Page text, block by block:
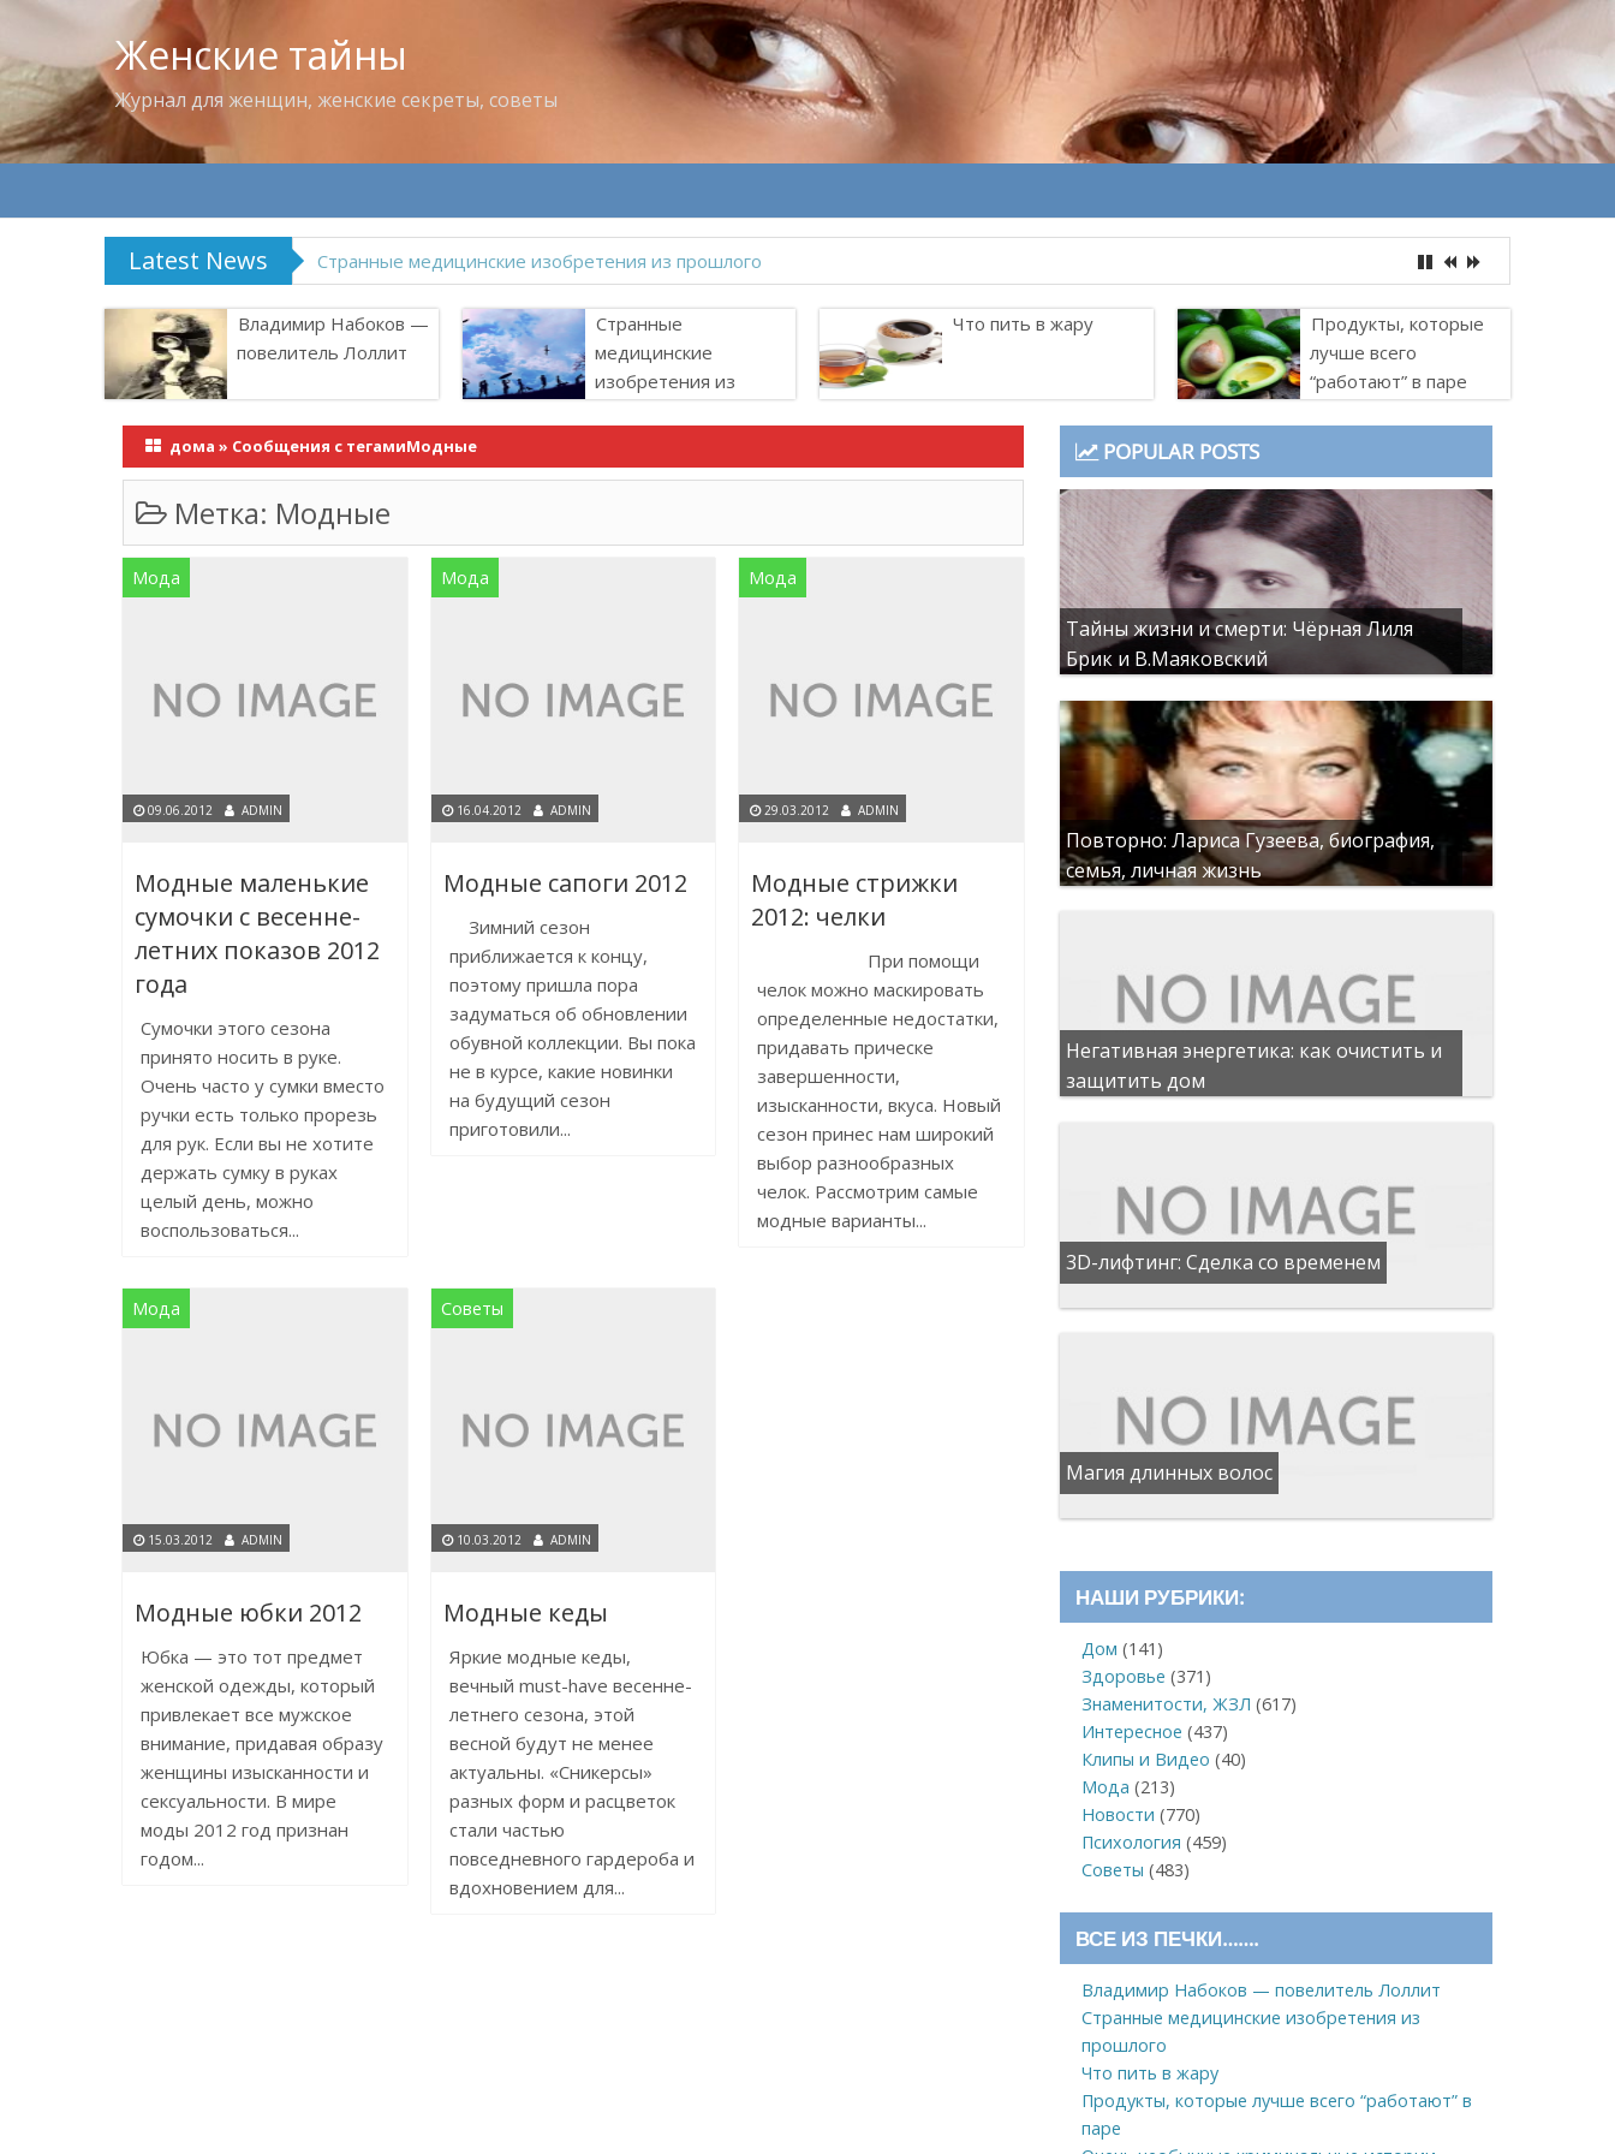
Женские тайны
Журнал для женщин, женские секреты, советы
Latest News Что пить в жару
Владимир Набоков —
повелитель Лоллит
Странные
медицинские
изобретения из
Что пить в жару
Продукты, которые
лучше всего
“работают” в паре
дома » Сообщения с тегамиМодные
Метка: Модные
Мода
09.06.2012 ADMIN
Модные маленькие
сумочки с весенне-
летних показов 2012
года
Сумочки этого сезона
принято носить в руке.
Очень часто у сумки вместо
ручки есть только прорезь
для рук. Если вы не хотите
держать сумку в руках
целый день, можно
воспользоваться...
Мода
16.04.2012 ADMIN
Модные сапоги 2012
Зимний сезон
приближается к концу,
поэтому пришла пора
задуматься об обновлении
обувной коллекции. Вы пока
не в курсе, какие новинки
на будущий сезон
приготовили...
Мода
29.03.2012 ADMIN
Модные стрижки
2012: челки
При помощи
челок можно маскировать
определенные недостатки,
придавать прическе
завершенности,
изысканности, вкуса. Новый
сезон принес нам широкий
выбор разнообразных
челок. Рассмотрим самые
модные варианты...
Мода
15.03.2012 ADMIN
Модные юбки 2012
Юбка — это тот предмет
женской одежды, который
привлекает все мужское
внимание, придавая образу
женщины изысканности и
сексуальности. В мире
моды 2012 год признан
годом...
Советы
10.03.2012 ADMIN
Модные кеды
Яркие модные кеды,
вечный must-have весенне-
летнего сезона, этой
весной будут не менее
актуальны. «Сникерсы»
разных форм и расцветок
стали частью
повседневного гардероба и
вдохновением для...
POPULAR POSTS
Тайны жизни и смерти: Чёрная Лиля
Брик и В.Маяковский
Повторно: Лариса Гузеева, биография,
семья, личная жизнь
Негативная энергетика: как очистить и
защитить дом
3D-лифтинг: Сделка со временем
Магия длинных волос
НАШИ РУБРИКИ:
Дом (141)
Здоровье (371)
Знаменитости, ЖЗЛ (617)
Интересное (437)
Клипы и Видео (40)
Мода (213)
Новости (770)
Психология (459)
Советы (483)
ВСЕ ИЗ ПЕЧКИ…….
Владимир Набоков — повелитель Лоллит
Странные медицинские изобретения из
прошлого
Что пить в жару
Продукты, которые лучше всего “работают” в
паре